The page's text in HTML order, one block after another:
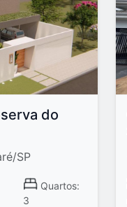
do
SP
Quartos:
3